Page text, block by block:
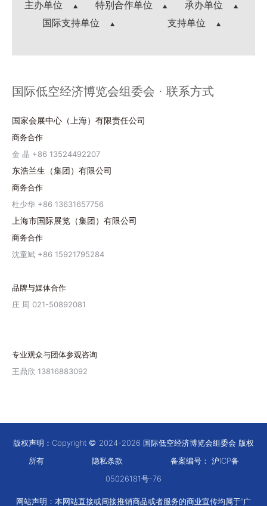
主办单位
特别合作单位
承办单位
国际支持单位
支持单位
国际低空经济博览会组委会 · 联系方式
国家会展中心（上海）有限责任公司
商务合作
金 晶 +86 13524492207
东浩兰生（集团）有限公司
商务合作
杜少华 +86 13631657756
上海市国际展览（集团）有限公司
商务合作
沈童斌 +86 15921795284
品牌与媒体合作
庄 周 021-50892081
专业观众与团体参观咨询
王鼎欣 13816883092
版权声明：Copyright
2024-2026 国际低空经济博览会组委会 版权
所有
隐私条款 备案编号： 沪ICP备
05026181号-76
网站声明：本网站直接或间接推销商品或者服务的商业宣传均属于“广